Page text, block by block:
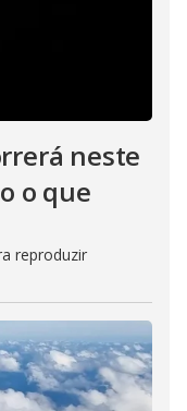
neste
o que
reproduzir